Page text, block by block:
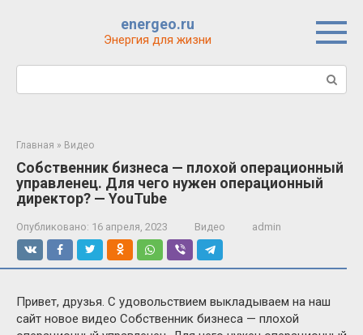
energeo.ru
Энергия для жизни
Поиск:
Главная » Видео
Собственник бизнеса — плохой операционный
управленец. Для чего нужен операционный
директор? — YouTube
Опубликовано: 16 апреля, 2023 Видео admin
Привет, друзья. С удовольствием выкладываем на наш
сайт новое видео Собственник бизнеса — плохой